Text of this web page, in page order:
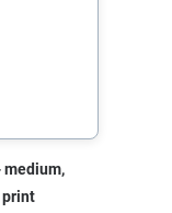
medium,
print